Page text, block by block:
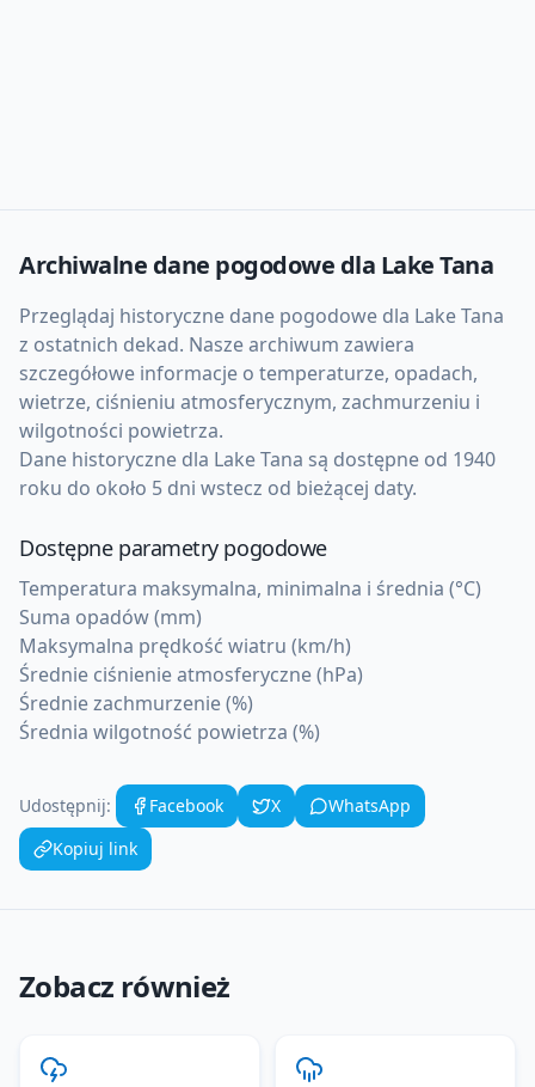
Archiwalne dane pogodowe dla Lake Tana
Przeglądaj historyczne dane pogodowe dla Lake Tana
z ostatnich dekad. Nasze archiwum zawiera
szczegółowe informacje o temperaturze, opadach,
wietrze, ciśnieniu atmosferycznym, zachmurzeniu i
wilgotności powietrza.
Dane historyczne dla Lake Tana są dostępne od 1940
roku do około 5 dni wstecz od bieżącej daty.
Dostępne parametry pogodowe
Temperatura maksymalna, minimalna i średnia (°C)
Suma opadów (mm)
Maksymalna prędkość wiatru (km/h)
Średnie ciśnienie atmosferyczne (hPa)
Średnie zachmurzenie (%)
Średnia wilgotność powietrza (%)
Udostępnij: Facebook X
WhatsApp
Kopiuj link
Zobacz również